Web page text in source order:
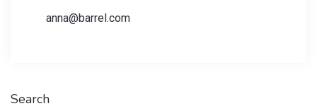
anna@barrel.com
Search